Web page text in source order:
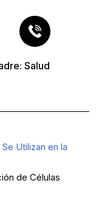
Salud
Utilizan en la
de Células